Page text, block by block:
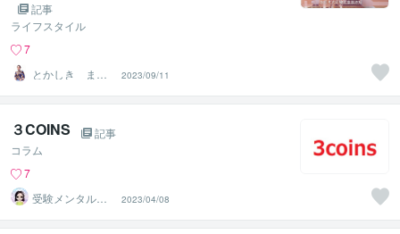
記事
ライフスタイル
7
とかしき まな
み
2023/09/11
３COINS
記事
コラム
7
受験メンタルト
レーナー イロ
ハル
2023/04/08